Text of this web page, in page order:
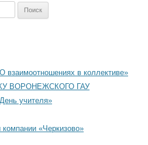
в коллективе»
ВОРОНЕЖСКОГО ГАУ
учителя»
«Черкизово»